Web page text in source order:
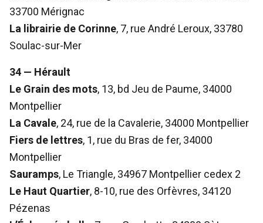
33700 Mérignac
La librairie de Corinne, 7, rue André Leroux, 33780
Soulac-sur-Mer
34 — Hérault
Le Grain des mots, 13, bd Jeu de Paume, 34000
Montpellier
La Cavale, 24, rue de la Cavalerie, 34000 Montpellier
Fiers de lettres, 1, rue du Bras de fer, 34000
Montpellier
Sauramps, Le Triangle, 34967 Montpellier cedex 2
Le Haut Quartier, 8-10, rue des Orfèvres, 34120
Pézenas